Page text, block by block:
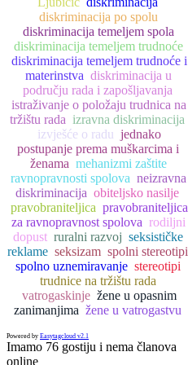
diskriminacija po spolu
diskriminacija temeljem spola
diskriminacija temeljem trudnoće
diskriminacija temeljem trudnoće i
materinstva diskriminacija u
području rada i zapošljavanja
istraživanje o položaju trudnica na
tržištu rada izravna diskriminacija
izvješće o radu jednako
postupanje prema muškarcima i
ženama mehanizmi zaštite
ravnopravnosti spolova neizravna
diskriminacija obiteljsko nasilje
pravobraniteljica pravobraniteljica
za ravnopravnost spolova rodiljni
dopust ruralni razvoj seksističke
reklame seksizam spolni stereotipi
spolno uznemiravanje stereotipi
trudnice na tržištu rada
vatrogaskinje žene u opasnim
zanimanjima žene u vatrogastvu
Powered by Easytagcloud v2.1
Imamo 76 gostiju i nema članova
online